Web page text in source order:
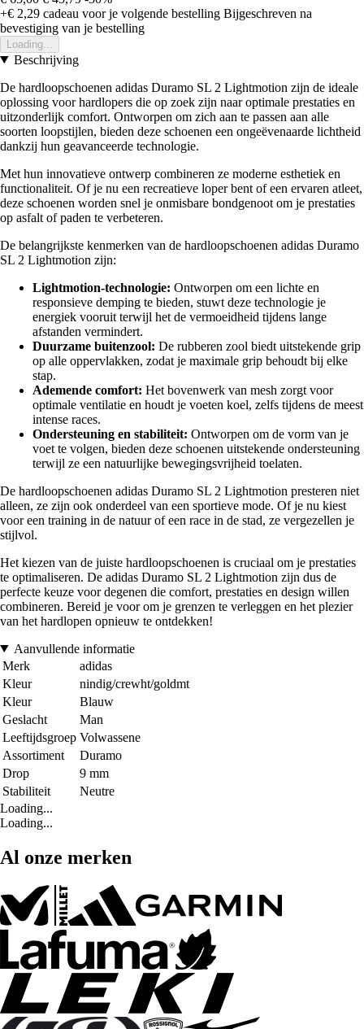
+€ 2,29 cadeau voor je volgende bestelling Bijgeschreven na
bevestiging van je bestelling
Loading...
Beschrijving
De hardloopschoenen adidas Duramo SL 2 Lightmotion zijn de ideale
oplossing voor hardlopers die op zoek zijn naar optimale prestaties en
uitzonderlijk comfort. Ontworpen om zich aan te passen aan alle
soorten loopstijlen, bieden deze schoenen een ongeëvenaarde lichtheid
dankzij hun geavanceerde technologie.
Met hun innovatieve ontwerp combineren ze moderne esthetiek en
functionaliteit. Of je nu een recreatieve loper bent of een ervaren atleet,
deze schoenen worden snel je onmisbare bondgenoot om je prestaties
op asfalt of paden te verbeteren.
De belangrijkste kenmerken van de hardloopschoenen adidas Duramo
SL 2 Lightmotion zijn:
Lightmotion-technologie: Ontworpen om een lichte en
responsieve demping te bieden, stuwt deze technologie je
energiek vooruit terwijl het de vermoeidheid tijdens lange
afstanden vermindert.
Duurzame buitenzool: De rubberen zool biedt uitstekende grip
op alle oppervlakken, zodat je maximale grip behoudt bij elke
stap.
Ademende comfort: Het bovenwerk van mesh zorgt voor
optimale ventilatie en houdt je voeten koel, zelfs tijdens de meest
intense races.
Ondersteuning en stabiliteit: Ontworpen om de vorm van je
voet te volgen, bieden deze schoenen uitstekende ondersteuning
terwijl ze een natuurlijke bewegingsvrijheid toelaten.
De hardloopschoenen adidas Duramo SL 2 Lightmotion presteren niet
alleen, ze zijn ook onderdeel van een sportieve mode. Of je nu kiest
voor een training in de natuur of een race in de stad, ze vergezellen je
stijlvol.
Het kiezen van de juiste hardloopschoenen is cruciaal om je prestaties
te optimaliseren. De adidas Duramo SL 2 Lightmotion zijn dus de
perfecte keuze voor degenen die comfort, prestaties en design willen
combineren. Bereid je voor om je grenzen te verleggen en het plezier
van het hardlopen opnieuw te ontdekken!
Aanvullende informatie
Merk
adidas
Kleur
nindig/crewht/goldmt
Kleur
Blauw
Geslacht
Man
Leeftijdsgroep Volwassene
Assortiment
Duramo
Drop
9 mm
Stabiliteit
Neutre
Loading...
Loading...
Al onze merken